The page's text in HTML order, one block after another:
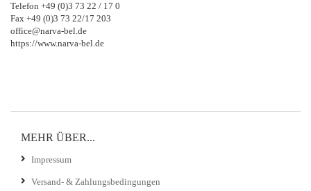
Telefon +49 (0)3 73 22 / 17 0
Fax +49 (0)3 73 22/17 203
office@narva-bel.de
https://www.narva-bel.de
MEHR ÜBER...
Impressum
Versand- & Zahlungsbedingungen